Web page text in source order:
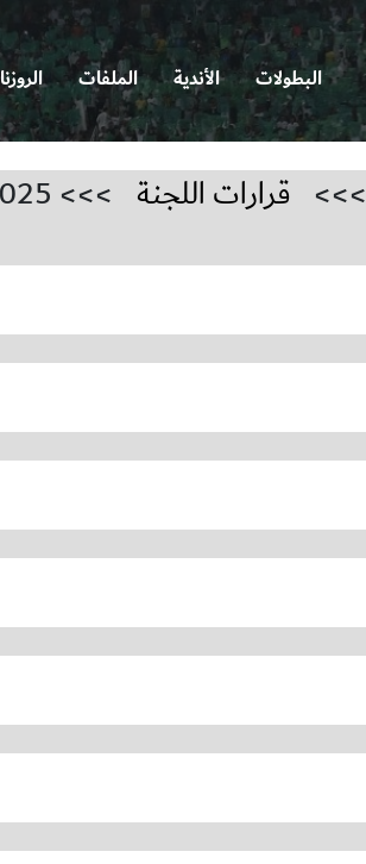
البطولات الأندية الملفات
>>> قرارات اللجنة >>> 2025-2026